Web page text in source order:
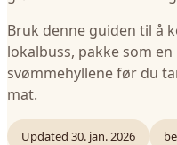
Bruk denne guiden til å
lokalbuss, pakke som
svømmehyllene før du
mat.
Updated 30. jan. 2026